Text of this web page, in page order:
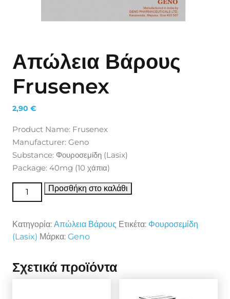
Απώλεια Βάρους
Frusenex
2,90 €
Product Name: Frusenex
Manufacturer: Geno
Substance: Φουροσεμίδη (Lasix)
Package: 40mg (10 χάπια)
Απώλεια Βάρους Frusenex ποσότητα
Προσθήκη στο καλάθι
Κατηγορία: Απώλεια Βάρους Ετικέτα: Φουροσεμίδη
(Lasix) Μάρκα: Geno
Σχετικά προϊόντα